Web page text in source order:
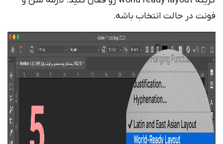
فونت در حالت انتخاب باشه.